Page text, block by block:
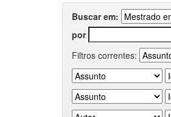
Buscar em:
por
Filtros correntes: